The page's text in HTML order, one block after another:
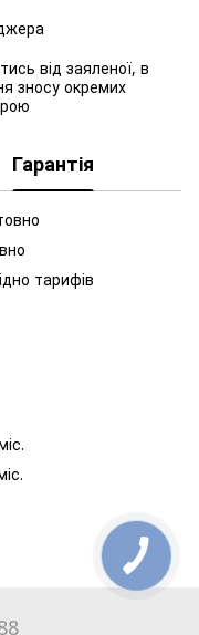
від заяленої, в
зносу окремих
Гарантія
тарифів